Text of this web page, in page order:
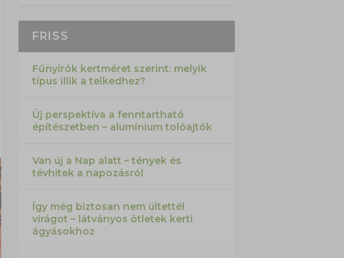
FRISS
Fűnyírók kertméret szerint: melyik
típus illik a telkedhez?
Új perspektíva a fenntartható
építészetben – alumínium tolóajtók
Van új a Nap alatt – tények és
tévhitek a napozásról
Így még biztosan nem ültettél
virágot – látványos ötletek kerti
ágyásokhoz